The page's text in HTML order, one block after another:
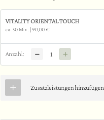
VITALITY ORIENTAL TOUCH
ca. 50 Min. | 90,00 €
Anzahl:
Zusatzleistungen hinzufügen